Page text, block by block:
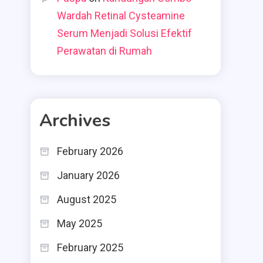
Wardah Retinal Cysteamine
Serum Menjadi Solusi Efektif
Perawatan di Rumah
Archives
February 2026
January 2026
August 2025
May 2025
February 2025